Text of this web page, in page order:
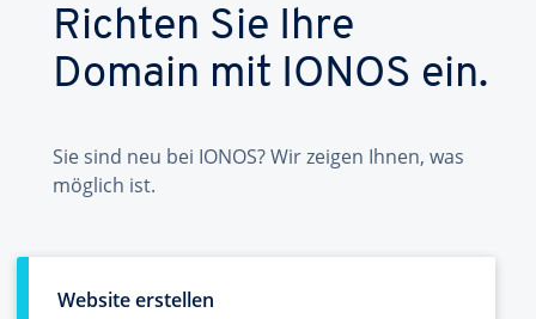
Richten Sie Ihre
Domain mit IONOS ein.
Sie sind neu bei IONOS? Wir zeigen Ihnen, was
möglich ist.
Website erstellen